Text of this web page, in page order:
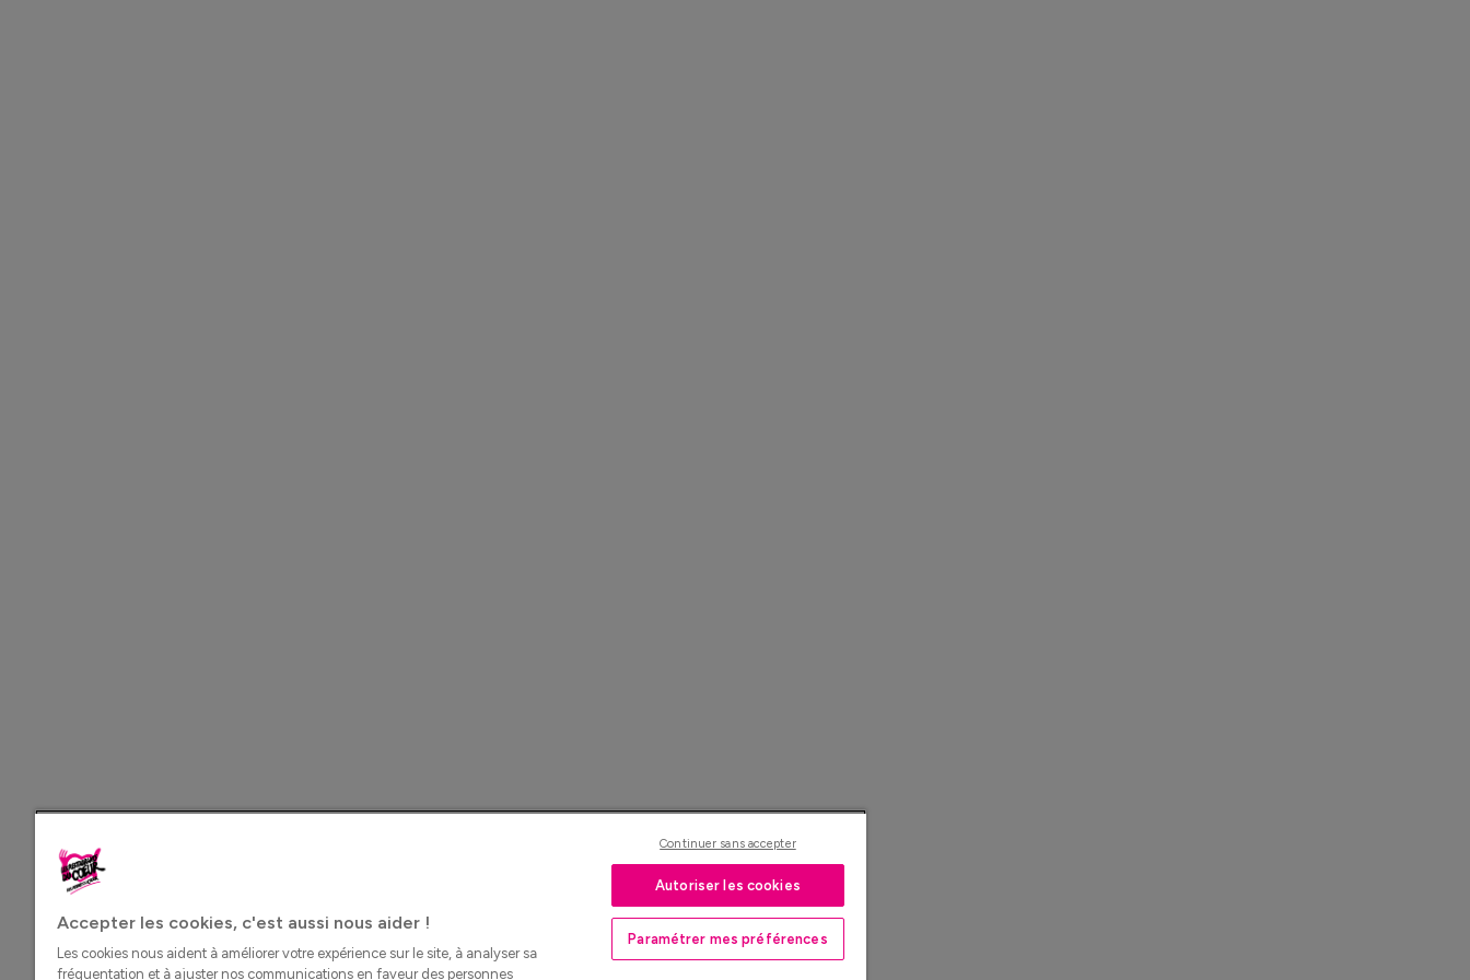
Accepter les cookies, c'est aussi nous aider !
Les cookies nous aident à améliorer votre expérience sur le site, à analyser sa
fréquentation et à ajuster nos communications en faveur des personnes
Continuer sans accepter
Autoriser les cookies
Paramétrer mes préférences